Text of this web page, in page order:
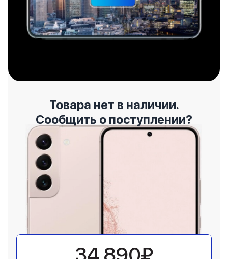
Товара нет в наличии.
Сообщить о поступлении?